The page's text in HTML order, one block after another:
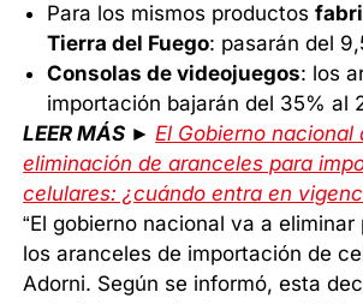
Para los mismos productos
Tierra del Fuego: pasarán del
Consolas de videojuegos: los
importación bajarán del 35% al
LEER MÁS ►El Gobierno nacional
eliminación de aranceles para
celulares: ¿cuándo entra en
“El gobierno nacional va a
los aranceles de importación de
Adorni. Según se informó, esta